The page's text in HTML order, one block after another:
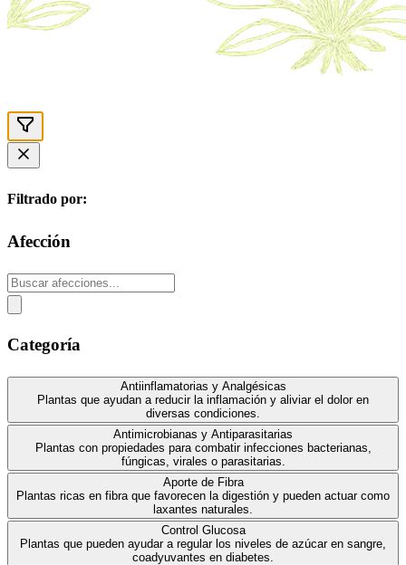
Filtrado por:
Afección
Categoría
Antiinflamatorias y Analgésicas
Plantas que ayudan a reducir la inflamación y aliviar el dolor en
diversas condiciones.
Antimicrobianas y Antiparasitarias
Plantas con propiedades para combatir infecciones bacterianas,
fúngicas, virales o parasitarias.
Aporte de Fibra
Plantas ricas en fibra que favorecen la digestión y pueden actuar como
laxantes naturales.
Control Glucosa
Plantas que pueden ayudar a regular los niveles de azúcar en sangre,
coadyuvantes en diabetes.